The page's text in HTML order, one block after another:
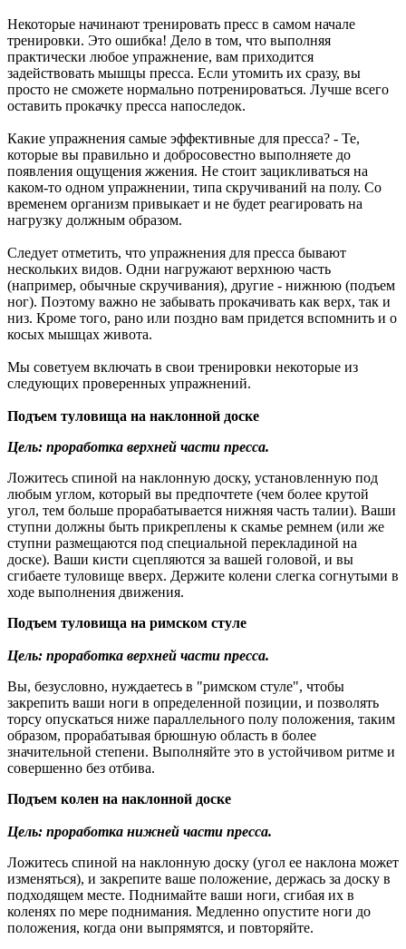
Некоторые начинают тренировать пресс в самом начале
тренировки. Это ошибка! Дело в том, что выполняя
практически любое упражнение, вам приходится
задействовать мышцы пресса. Если утомить их сразу, вы
просто не сможете нормально потренироваться. Лучше всего
оставить прокачку пресса напоследок.
Какие упражнения самые эффективные для пресса? - Те,
которые вы правильно и добросовестно выполняете до
появления ощущения жжения. Не стоит зацикливаться на
каком-то одном упражнении, типа скручиваний на полу. Со
временем организм привыкает и не будет реагировать на
нагрузку должным образом.
Следует отметить, что упражнения для пресса бывают
нескольких видов. Одни нагружают верхнюю часть
(например, обычные скручивания), другие - нижнюю (подъем
ног). Поэтому важно не забывать прокачивать как верх, так и
низ. Кроме того, рано или поздно вам придется вспомнить и о
косых мышцах живота.
Мы советуем включать в свои тренировки некоторые из
следующих проверенных упражнений.
Подъем туловища на наклонной доске
Цель: проработка верхней части пресса.
Ложитесь спиной на наклонную доску, установленную под
любым углом, который вы предпочтете (чем более крутой
угол, тем больше прорабатывается нижняя часть талии). Ваши
ступни должны быть прикреплены к скамье ремнем (или же
ступни размещаются под специальной перекладиной на
доске). Ваши кисти сцепляются за вашей головой, и вы
сгибаете туловище вверх. Держите колени слегка согнутыми в
ходе выполнения движения.
Подъем туловища на римском стуле
Цель: проработка верхней части пресса.
Вы, безусловно, нуждаетесь в "римском стуле", чтобы
закрепить ваши ноги в определенной позиции, и позволять
торсу опускаться ниже параллельного полу положения, таким
образом, прорабатывая брюшную область в более
значительной степени. Выполняйте это в устойчивом ритме и
совершенно без отбива.
Подъем колен на наклонной доске
Цель: проработка нижней части пресса.
Ложитесь спиной на наклонную доску (угол ее наклона может
изменяться), и закрепите ваше положение, держась за доску в
подходящем месте. Поднимайте ваши ноги, сгибая их в
коленях по мере поднимания. Медленно опустите ноги до
положения, когда они выпрямятся, и повторяйте.